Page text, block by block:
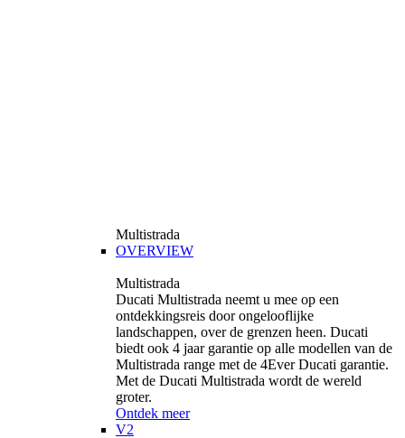
Multistrada
OVERVIEW
Multistrada
Ducati Multistrada neemt u mee op een
ontdekkingsreis door ongelooflijke
landschappen, over de grenzen heen. Ducati
biedt ook 4 jaar garantie op alle modellen van de
Multistrada range met de 4Ever Ducati garantie.
Met de Ducati Multistrada wordt de wereld
groter.
Ontdek meer
V2